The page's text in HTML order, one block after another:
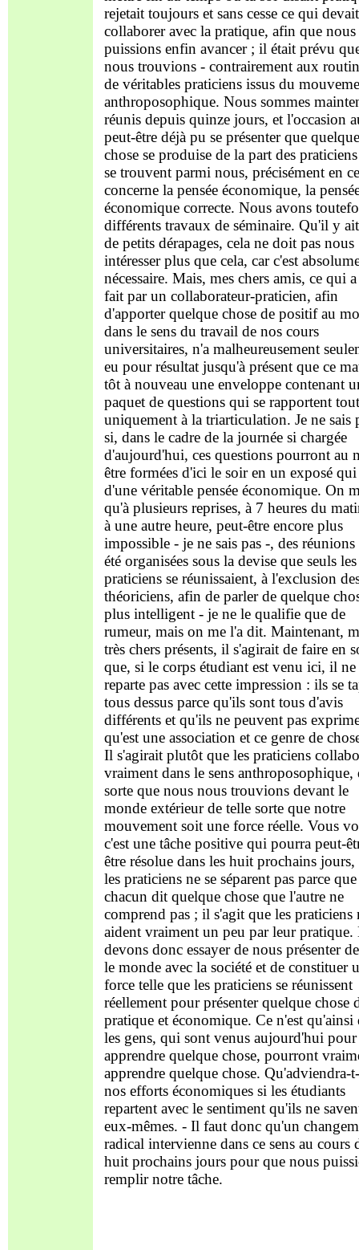
rejetait toujours et sans cesse ce qui devait
collaborer avec la pratique, afin que nous
puissions enfin avancer ; il était prévu
nous trouvions - contrairement aux
de véritables praticiens issus du
anthroposophique. Nous sommes
réunis depuis quinze jours, et l'occasion
peut-être déjà pu se présenter que quelque
chose se produise de la part des
se trouvent parmi nous, précisément en
concerne la pensée économique, la
économique correcte. Nous avons
différents travaux de séminaire. Qu'il y
de petits dérapages, cela ne doit pas nous
intéresser plus que cela, car c'est
nécessaire. Mais, mes chers amis, ce qui a
fait par un collaborateur-praticien, afin
d'apporter quelque chose de positif au
dans le sens du travail de nos cours
universitaires, n'a malheureusement
eu pour résultat jusqu'à présent que ce
tôt à nouveau une enveloppe contenant
paquet de questions qui se rapportent
uniquement à la triarticulation. Je ne sais
si, dans le cadre de la journée si chargée
d'aujourd'hui, ces questions pourront au
être formées d'ici le soir en un exposé
d'une véritable pensée économique. On
qu'à plusieurs reprises, à 7 heures du
à une autre heure, peut-être encore plus
impossible - je ne sais pas -, des
été organisées sous la devise que seuls les
praticiens se réunissaient, à l'exclusion
théoriciens, afin de parler de quelque
plus intelligent - je ne le qualifie que de
rumeur, mais on me l'a dit. Maintenant,
très chers présents, il s'agirait de faire en
que, si le corps étudiant est venu ici, il ne
reparte pas avec cette impression : ils se
tous dessus parce qu'ils sont tous d'avis
différents et qu'ils ne peuvent pas
qu'est une association et ce genre de
Il s'agirait plutôt que les praticiens
vraiment dans le sens anthroposophique,
sorte que nous nous trouvions devant le
monde extérieur de telle sorte que notre
mouvement soit une force réelle. Vous
c'est une tâche positive qui pourra peut-
être résolue dans les huit prochains jours,
les praticiens ne se séparent pas parce que
chacun dit quelque chose que l'autre ne
comprend pas ; il s'agit que les praticiens
aident vraiment un peu par leur pratique.
devons donc essayer de nous présenter
le monde avec la société et de constituer
force telle que les praticiens se réunissent
réellement pour présenter quelque chose
pratique et économique. Ce n'est qu'ainsi
les gens, qui sont venus aujourd'hui pour
apprendre quelque chose, pourront
apprendre quelque chose. Qu'adviendra-
nos efforts économiques si les étudiants
repartent avec le sentiment qu'ils ne
eux-mêmes. - Il faut donc qu'un
radical intervienne dans ce sens au cours
huit prochains jours pour que nous
remplir notre tâche.